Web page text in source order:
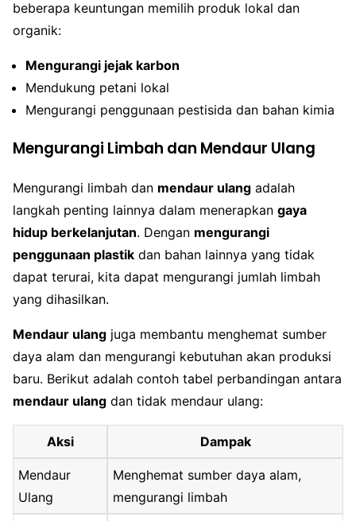
beberapa keuntungan memilih produk lokal dan
organik:
Mengurangi jejak karbon
Mendukung petani lokal
Mengurangi penggunaan pestisida dan bahan kimia
Mengurangi Limbah dan Mendaur Ulang
Mengurangi limbah dan mendaur ulang adalah
langkah penting lainnya dalam menerapkan gaya
hidup berkelanjutan. Dengan mengurangi
penggunaan plastik dan bahan lainnya yang tidak
dapat terurai, kita dapat mengurangi jumlah limbah
yang dihasilkan.
Mendaur ulang juga membantu menghemat sumber
daya alam dan mengurangi kebutuhan akan produksi
baru. Berikut adalah contoh tabel perbandingan antara
mendaur ulang dan tidak mendaur ulang:
Aksi Dampak
Mendaur
Ulang
Menghemat sumber daya alam,
mengurangi limbah